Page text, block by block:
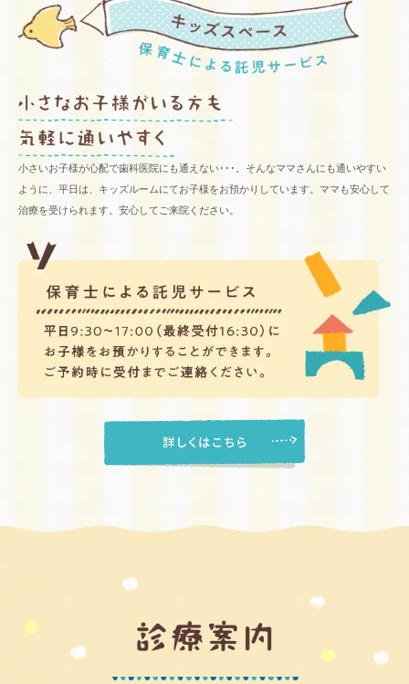
小さいお子様が心配で歯科医院にも通えない･･･。そんなママさんにも通いやすい
ように、平日は、キッズルームにてお子様をお預かりしています。ママも安心して
治療を受けられます。安心してご来院ください。